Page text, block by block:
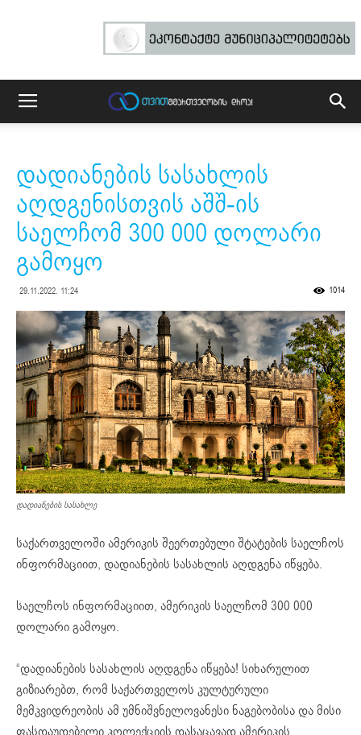
დადიანების სასახლის
აღდგენისთვის აშშ-ის
საელჩომ 300 000 დოლარი
გამოყო
29.11.2022. 11:24 1014
დადიანების სასახლე
საქართველოში ამერიკის შეერთებული შტატების საელჩოს
ინფორმაციით, დადიანების სასახლის აღდგენა იწყება.
საელჩოს ინფორმაციით, ამერიკის საელჩომ 300 000
დოლარი გამოყო.
“დადიანების სასახლის აღდგენა იწყება! სიხარულით
გიზიარებთ, რომ საქართველოს კულტურული
მემკვიდრეობის ამ უმნიშვნელოვანესი ნაგებობისა და მისი